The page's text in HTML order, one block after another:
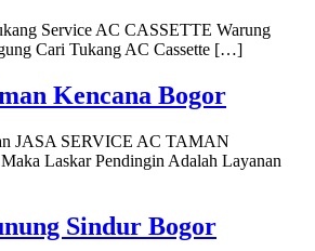
Service AC CASSETTE Warung
Cari Tukang AC Cassette […]
Kencana Bogor
JASA SERVICE AC TAMAN
Laskar Pendingin Adalah Layanan
Sindur Bogor